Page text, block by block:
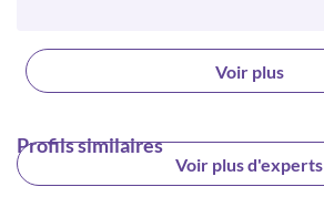
Voir plus
Profils similaires
Voir plus d'experts